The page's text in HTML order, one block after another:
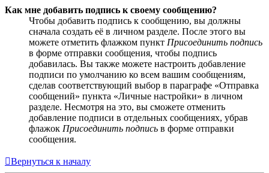
Как мне добавить подпись к своему сообщению?
Чтобы добавить подпись к сообщению, вы должны
сначала создать её в личном разделе. После этого вы
можете отметить флажком пункт Присоединить подпись
в форме отправки сообщения, чтобы подпись
добавилась. Вы также можете настроить добавление
подписи по умолчанию ко всем вашим сообщениям,
сделав соответствующий выбор в параграфе «Отправка
сообщений» пункта «Личные настройки» в личном
разделе. Несмотря на это, вы сможете отменить
добавление подписи в отдельных сообщениях, убрав
флажок Присоединить подпись в форме отправки
сообщения.
Вернуться к началу